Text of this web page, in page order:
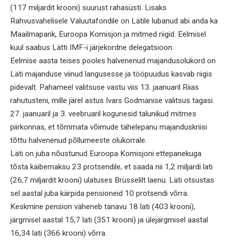
(117 miljardit krooni) suurust rahasüsti. Lisaks
Rahvusvahelisele Valuutafondile on Lätile lubanud abi anda ka
Maailmapank, Euroopa Komisjon ja mitmed riigid. Eelmisel
kuul saabus Lätti IMF-i järjekordne delegatsioon.
Eelmise aasta teises pooles halvenenud majandusolukord on
Läti majanduse viinud langusesse ja tööpuudus kasvab riigis
pidevalt. Pahameel valitsuse vastu viis 13. jaanuaril Riias
rahutusteni, mille järel astus Ivars Godmanise valitsus tagasi.
27. jaanuaril ja 3. veebruaril kogunesid talunikud mitmes
piirkonnas, et tõmmata võimude tähelepanu majanduskriisi
tõttu halvenenud põllumeeste olukorrale.
Läti on juba nõustunud Euroopa Komisjoni ettepanekuga
tõsta käibemaksu 23 protsendile, et saada nii 1,2 miljardi lati
(26,7 miljardit krooni) ulatuses Brüsselilt laenu. Läti otsustas
sel aastal juba kärpida pensioneid 10 protsendi võrra.
Keskmine pension väheneb tänavu 18 lati (403 krooni),
järgmisel aastal 15,7 lati (351 krooni) ja ülejärgmisel aastal
16,34 lati (366 krooni) võrra.